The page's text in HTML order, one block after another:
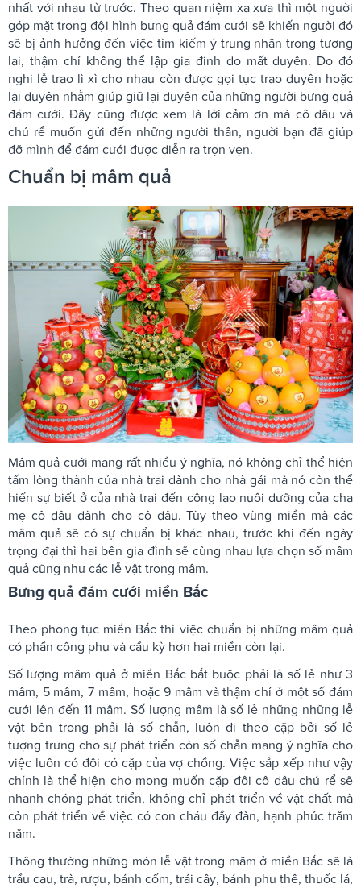
nhất với nhau từ trước. Theo quan niệm xa xưa thì một người
góp mặt trong đội hình bưng quả đám cưới sẽ khiến người đó
sẽ bị ảnh hưởng đến việc tìm kiếm ý trung nhân trong tương
lai, thậm chí không thể lập gia đinh do mất duyên. Do đó
nghi lễ trao lì xì cho nhau còn được gọi tục trao duyên hoặc
lại duyên nhằm giúp giữ lại duyên của những người bưng quả
đám cưới. Đây cũng được xem là lời cảm ơn mà cô dâu và
chú rể muốn gửi đến những người thân, người bạn đã giúp
đỡ mình để đám cưới được diễn ra trọn vẹn.
Chuẩn bị mâm quả
Mâm quả cưới mang rất nhiều ý nghĩa, nó không chỉ thể hiện
tấm lòng thành của nhà trai dành cho nhà gái mà nó còn thể
hiến sự biết ở của nhà trai đến công lao nuôi dưỡng của cha
mẹ cô dâu dành cho cô dâu. Tùy theo vùng miền mà các
mâm quả sẽ có sự chuẩn bị khác nhau, trước khi đến ngày
trọng đại thì hai bên gia đình sẽ cùng nhau lựa chọn số mâm
quả cũng như các lễ vật trong mâm.
Bưng quả đám cưới miền Bắc
Theo phong tục miền Bắc thì việc chuẩn bị những mâm quả
có phần công phu và cầu kỳ hơn hai miền còn lại.
Số lượng mâm quả ở miền Bắc bắt buộc phải là số lẻ như 3
mâm, 5 mâm, 7 mâm, hoặc 9 mâm và thậm chí ở một số đám
cưới lên đến 11 mâm. Số lượng mâm là số lẻ những những lễ
vật bên trong phải là số chẵn, luôn đi theo cặp bởi số lẻ
tượng trưng cho sự phát triển còn số chẵn mang ý nghĩa cho
việc luôn có đôi có cặp của vợ chồng. Việc sắp xếp như vậy
chính là thể hiện cho mong muốn cặp đôi cô dâu chú rể sẽ
nhanh chóng phát triển, không chỉ phát triển về vật chất mà
còn phát triển về việc có con cháu đầy đàn, hạnh phúc trăm
năm.
Thông thường những món lễ vật trong mâm ở miền Bắc sẽ là
trầu cau, trà, rượu, bánh cốm, trái cây, bánh phu thê, thuốc lá,